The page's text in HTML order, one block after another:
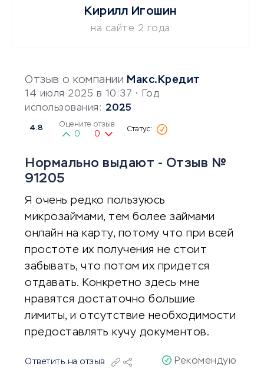
Отзыв о компании Макс.Кредит
14 июля 2025 в 10:37 • Год
использования: 2025
4.8 Оцените отзыв
0 0
Нормально выдают - Отзыв №
91205
Я очень редко пользуюсь
микрозаймами, тем более займами
онлайн на карту, потому что при всей
простоте их получения не стоит
забывать, что потом их придется
отдавать. Конкретно здесь мне
нравятся достаточно большие
лимиты, и отсутствие необходимости
предоставлять кучу документов.
Ответить на отзыв Рекомендую
Кирилл Игошин
на сайте 2 года